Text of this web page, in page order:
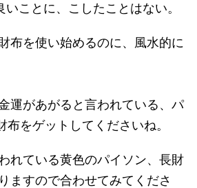
ことに、こしたことはない。
布を使い始めるのに、風水的に
運があがると言われている、パ
をゲットしてくださいね。
れている黄色のパイソン、長財
ますので合わせてみてくださ